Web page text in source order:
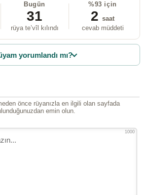
Bugün
31
rüya te’vîl kılındı
%93 için
2 saat
cevab müddeti
yorumlandı mı?
önce rüyanızla en ilgili olan sayfada
emin olun.
1000